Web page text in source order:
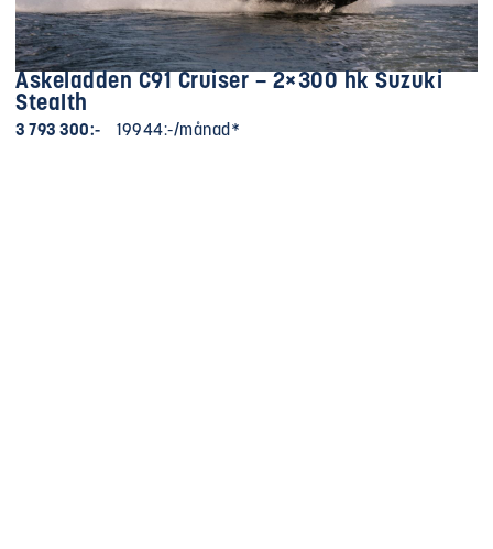
Askeladden C91 Cruiser – 2×300 hk Suzuki
Stealth
3 793 300:- 19944:-/månad*